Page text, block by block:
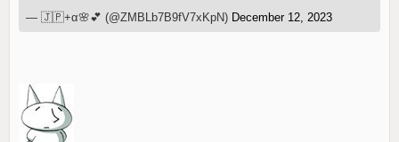
— 🇯🇵+α🌸💕 (@ZMBLb7B9fV7xKpN) December 12, 2023